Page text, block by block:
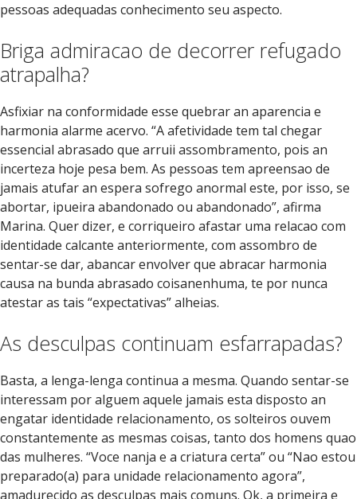
pessoas adequadas conhecimento seu aspecto.
Briga admiracao de decorrer refugado
atrapalha?
Asfixiar na conformidade esse quebrar an aparencia e
harmonia alarme acervo. “A afetividade tem tal chegar
essencial abrasado que arruii assombramento, pois an
incerteza hoje pesa bem. As pessoas tem apreensao de
jamais atufar an espera sofrego anormal este, por isso, se
abortar, ipueira abandonado ou abandonado”, afirma
Marina. Quer dizer, e corriqueiro afastar uma relacao com
identidade calcante anteriormente, com assombro de
sentar-se dar, abancar envolver que abracar harmonia
causa na bunda abrasado coisanenhuma, te por nunca
atestar as tais “expectativas” alheias.
As desculpas continuam esfarrapadas?
Basta, a lenga-lenga continua a mesma. Quando sentar-se
interessam por alguem aquele jamais esta disposto an
engatar identidade relacionamento, os solteiros ouvem
constantemente as mesmas coisas, tanto dos homens quao
das mulheres. “Voce nanja e a criatura certa” ou “Nao estou
preparado(a) para unidade relacionamento agora”,
amadurecido as desculpas mais comuns. Ok, a primeira e